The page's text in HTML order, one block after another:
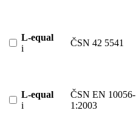
L-equal
i
ČSN 42 5541
L-equal
i
ČSN EN 10056-
1:2003